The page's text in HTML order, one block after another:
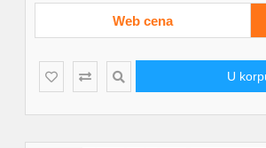
Web cena
U